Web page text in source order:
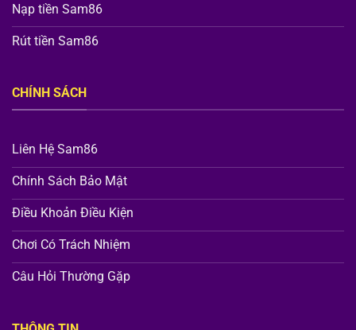
Nạp tiền Sam86
Rút tiền Sam86
CHÍNH SÁCH
Liên Hệ Sam86
Chính Sách Bảo Mật
Điều Khoản Điều Kiện
Chơi Có Trách Nhiệm
Câu Hỏi Thường Gặp